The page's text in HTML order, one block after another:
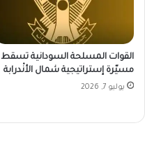
القوات المسلحة السودانية تسقط
مسيّرة إستراتيجية شمال الأنْدرابة
يوليو 7, 2026